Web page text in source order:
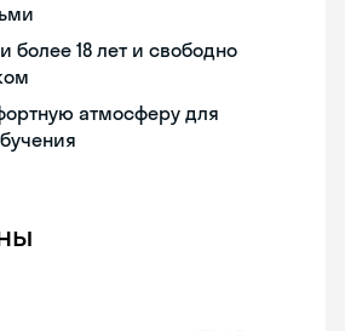
более 18 лет и свободно
атмосферу для